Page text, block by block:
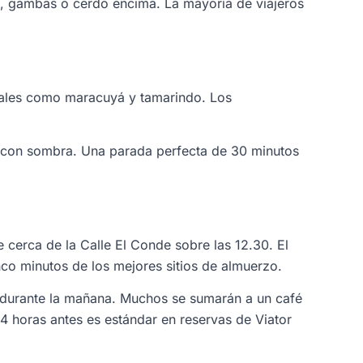
o cerdo encima. La mayoría de viajeros
como maracuyá y tamarindo. Los
sombra. Una parada perfecta de 30 minutos
de la Calle El Conde sobre las 12.30. El
minutos de los mejores sitios de almuerzo.
la mañana. Muchos se sumarán a un café
antes es estándar en reservas de Viator